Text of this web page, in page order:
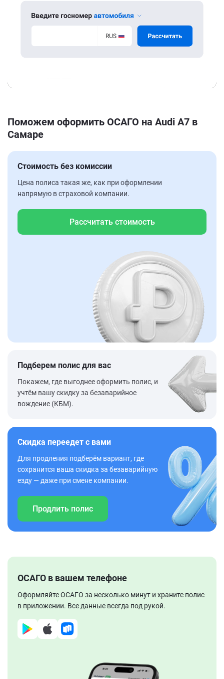
Поможем оформить ОСАГО на Audi A7 в
Самаре
Стоимость без комиссии
Цена полиса такая же, как при оформлении
напрямую в страховой компании.
Рассчитать стоимость
Подберем полис для вас
Покажем, где выгоднее оформить полис, и
учтём вашу скидку за безаварийное
вождение (КБМ).
Скидка переедет с вами
Для продления подберём вариант, где
сохранится ваша скидка за безаварийную
езду — даже при смене компании.
Продлить полис
ОСАГО в вашем телефоне
Оформляйте ОСАГО за несколько минут и храните полис
в приложении. Все данные всегда под рукой.